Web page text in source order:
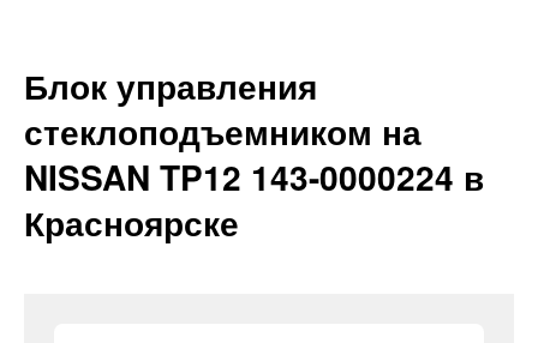
Блок управления
стеклоподъемником на
NISSAN TP12 143-0000224 в
Красноярске